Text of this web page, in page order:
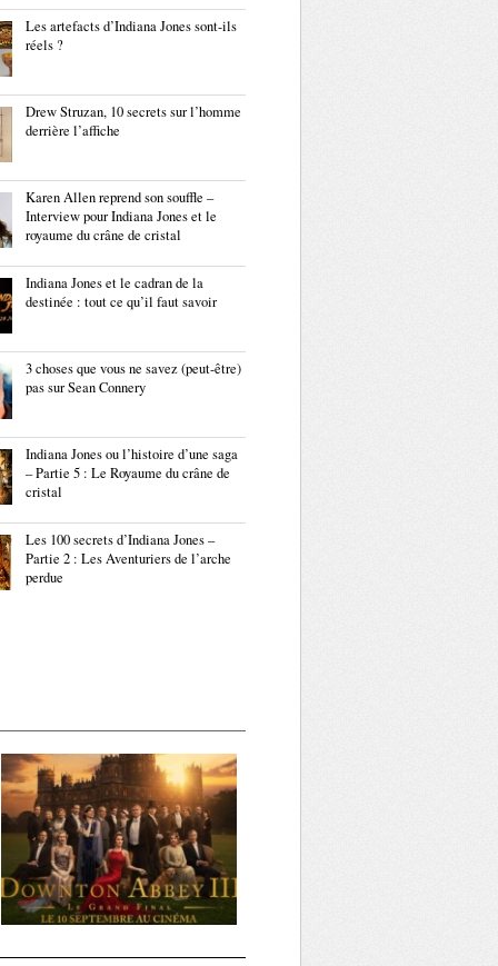
Les artefacts d’Indiana Jones sont-ils
réels ?
Drew Struzan, 10 secrets sur l’homme
derrière l’affiche
Karen Allen reprend son souffle –
Interview pour Indiana Jones et le
royaume du crâne de cristal
Indiana Jones et le cadran de la
destinée : tout ce qu’il faut savoir
3 choses que vous ne savez (peut-être)
pas sur Sean Connery
Indiana Jones ou l’histoire d’une saga
– Partie 5 : Le Royaume du crâne de
cristal
Les 100 secrets d’Indiana Jones –
Partie 2 : Les Aventuriers de l’arche
perdue